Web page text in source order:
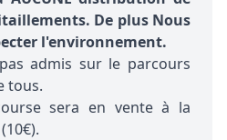
De plus Nous
l'environnement.
admis sur le parcours
tous.
sera en vente à la